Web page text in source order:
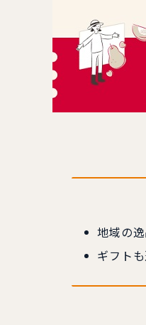
地域の
ギフト